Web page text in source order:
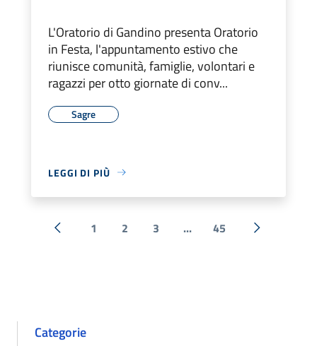
L'Oratorio di Gandino presenta Oratorio
in Festa, l'appuntamento estivo che
riunisce comunità, famiglie, volontari e
ragazzi per otto giornate di conv...
Sagre
LEGGI DI PIÙ
« Precedente
1 2 3 ... 45 Successiva
Categorie